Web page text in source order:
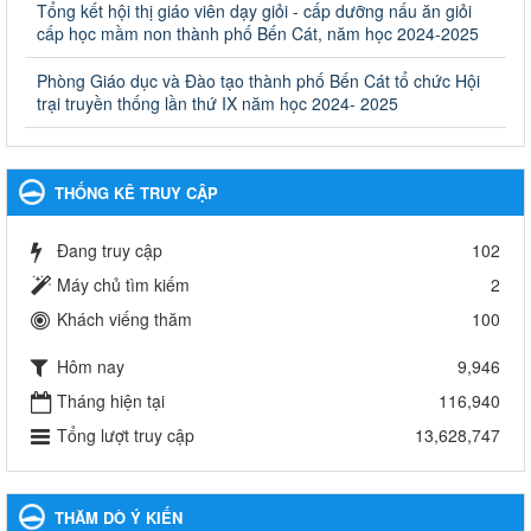
Ủy ban nhân dân cấp huyện
Ngày ban hành: 30/09/2024
Hướng dẫn thực hiện nhiệm vụ giáo dục tiểu học năm học
2024-2025
Hướng dẫn thực hiện nhiệm vụ giáo dục tiểu học năm học 2024-
2025
Ngày ban hành: 26/09/2024
Tổ chức các hoạt động hè cho học sinh năm 2024
Ngày ban hành: 24/05/2024
Tổ chức phong trào trồng cây xanh trong ngành Giáo dục
Tổ chức phong trào trồng cây xanh trong ngành Giáo dục và Đào
tạo năm 2024
Ngày ban hành: 16/05/2024
Thông báo về việc treo Quốc kỳ và nghỉ lễ kỉ niệm 49 năm
ngày Giải phóng hoàn toàn miền năm - thống nhất đất nước
(30/4/1975-30/4/2024) và Quốc tế lao động 01/5
Tổng kết hội thị giáo viên dạy giỏi - cấp dưỡng nấu ăn giỏi
cấp học mầm non thành phố Bến Cát, năm học 2024-2025
Phòng Giáo dục và Đào tạo thành phố Bến Cát tổ chức Hội
trại truyền thống lần thứ IX năm học 2024- 2025
THỐNG KÊ TRUY CẬP
Đang truy cập
102
Máy chủ tìm kiếm
2
Khách viếng thăm
100
Hôm nay
9,946
Tháng hiện tại
116,940
Tổng lượt truy cập
13,628,747
THĂM DÒ Ý KIẾN